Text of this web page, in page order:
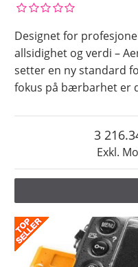
Designet for
allsidighet og verdi –
setter en ny standard
fokus på bærbarhet er
Exkl.
3